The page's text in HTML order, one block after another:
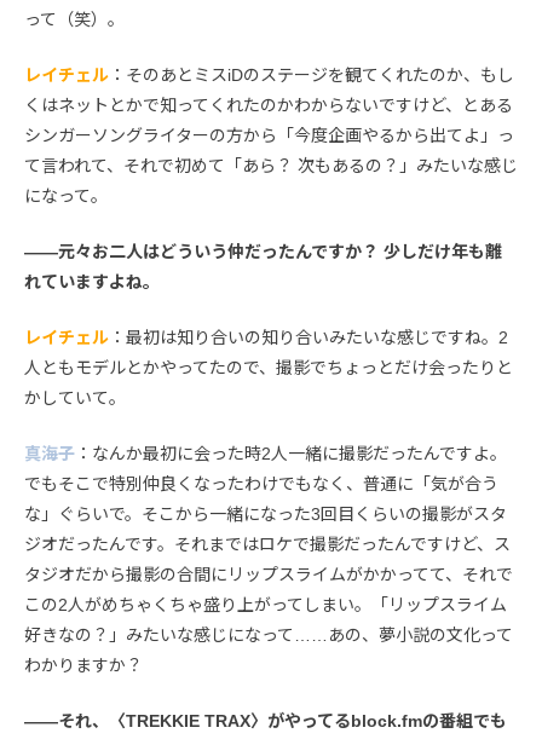
って（笑）。
レイチェル ：そのあとミスiDのステージを観てくれたのか、もし
くはネットとかで知ってくれたのかわからないですけど、とある
シンガーソングライターの方から「今度企画やるから出てよ」っ
て言われて、それで初めて「あら？ 次もあるの？」みたいな感じ
になって。
――元々お二人はどういう仲だったんですか？ 少しだけ年も離
れていますよね。
レイチェル ：最初は知り合いの知り合いみたいな感じですね。2
人ともモデルとかやってたので、撮影でちょっとだけ会ったりと
かしていて。
真海子 ：なんか最初に会った時2人一緒に撮影だったんですよ。
でもそこで特別仲良くなったわけでもなく、普通に「気が合う
な」ぐらいで。そこから一緒になった3回目くらいの撮影がスタ
ジオだったんです。それまではロケで撮影だったんですけど、ス
タジオだから撮影の合間にリップスライムがかかってて、それで
この2人がめちゃくちゃ盛り上がってしまい。「リップスライム
好きなの？」みたいな感じになって……あの、夢小説の文化って
わかりますか？
――それ、〈TREKKIE TRAX〉がやってるblock.fmの番組でも